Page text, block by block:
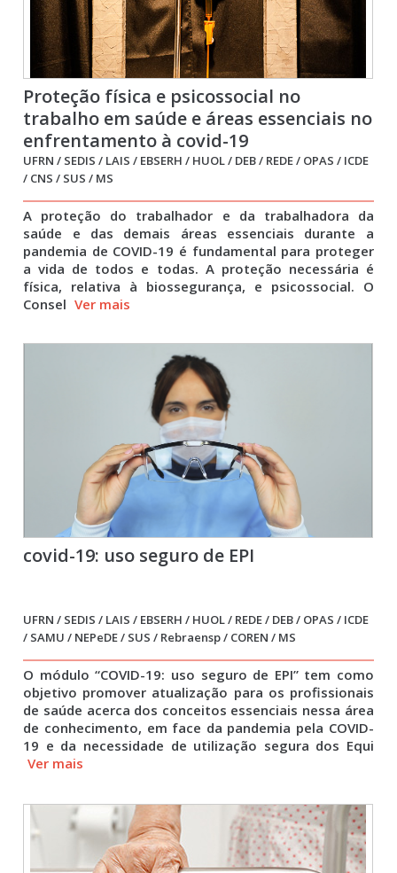
Proteção física e psicossocial no
trabalho em saúde e áreas essenciais no
enfrentamento à covid-19
UFRN / SEDIS / LAIS / EBSERH / HUOL / DEB / REDE / OPAS / ICDE
/ CNS / SUS / MS
A proteção do trabalhador e da trabalhadora da
saúde e das demais áreas essenciais durante a
pandemia de COVID-19 é fundamental para proteger
a vida de todos e todas. A proteção necessária é
física, relativa à biossegurança, e psicossocial. O
Consel Ver mais
covid-19: uso seguro de EPI
UFRN / SEDIS / LAIS / EBSERH / HUOL / REDE / DEB / OPAS / ICDE
/ SAMU / NEPeDE / SUS / Rebraensp / COREN / MS
O módulo “COVID-19: uso seguro de EPI” tem como
objetivo promover atualização para os profissionais
de saúde acerca dos conceitos essenciais nessa área
de conhecimento, em face da pandemia pela COVID-
19 e da necessidade de utilização segura dos Equi
Ver mais